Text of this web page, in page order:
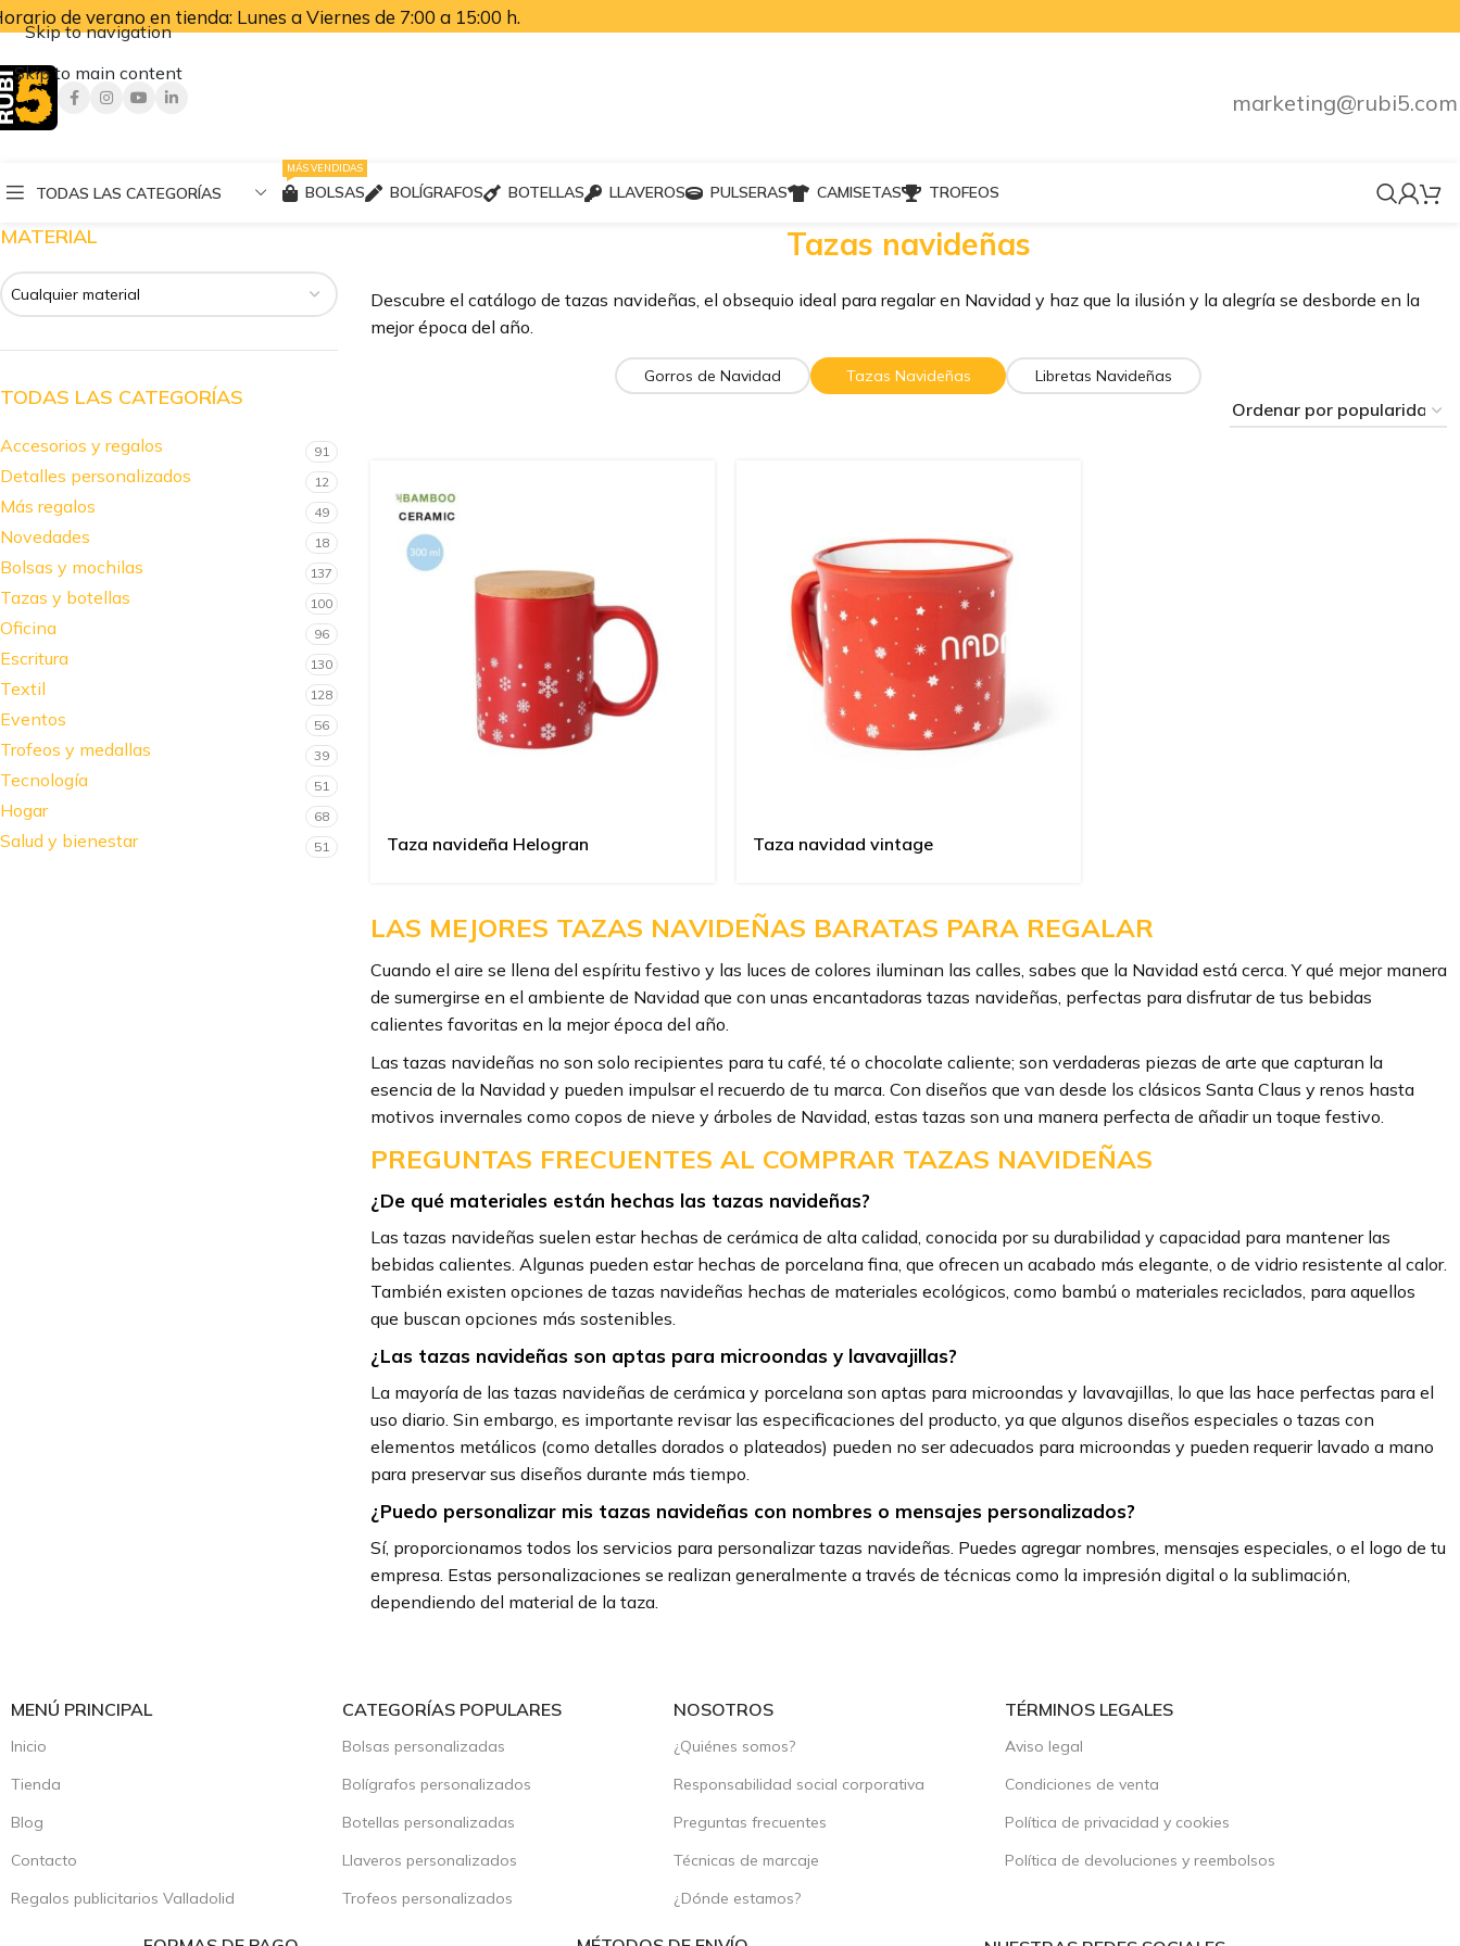
Skip to navigation
Skip to main content
de verano en tienda: Lunes a Viernes de 7:00 a 15:00 h.
marketing@rubi5.com
TODAS LAS CATEGORÍAS BOLSAS
MÁS VENDIDAS
BOLÍGRAFOS BOTELLAS LLAVEROS PULSERAS CAMISETAS TROFEOS
MATERIAL
Cualquier material
TODAS LAS CATEGORÍAS
Accesorios y regalos 91
Detalles personalizados 12
Más regalos 49
Novedades 18
Bolsas y mochilas 137
Tazas y botellas 100
Oficina 96
Escritura 130
Textil 128
Eventos 56
Trofeos y medallas 39
Tecnología 51
Hogar 68
Salud y bienestar 51
Tazas navideñas
Descubre el catálogo de tazas navideñas, el obsequio ideal para regalar en Navidad y haz que la ilusión y la alegría se desborde en la
mejor época del año.
Gorros de Navidad Tazas Navideñas Libretas Navideñas
Taza navideña Helogran Taza navidad vintage
LAS MEJORES TAZAS NAVIDEÑAS BARATAS PARA REGALAR
Cuando el aire se llena del espíritu festivo y las luces de colores iluminan las calles, sabes que la Navidad está cerca. Y qué mejor manera
de sumergirse en el ambiente de Navidad que con unas encantadoras tazas navideñas, perfectas para disfrutar de tus bebidas
calientes favoritas en la mejor época del año.
Las tazas navideñas no son solo recipientes para tu café, té o chocolate caliente; son verdaderas piezas de arte que capturan la
esencia de la Navidad y pueden impulsar el recuerdo de tu marca. Con diseños que van desde los clásicos Santa Claus y renos hasta
motivos invernales como copos de nieve y árboles de Navidad, estas tazas son una manera perfecta de añadir un toque festivo.
PREGUNTAS FRECUENTES AL COMPRAR TAZAS NAVIDEÑAS
¿De qué materiales están hechas las tazas navideñas?
Las tazas navideñas suelen estar hechas de cerámica de alta calidad, conocida por su durabilidad y capacidad para mantener las
bebidas calientes. Algunas pueden estar hechas de porcelana fina, que ofrecen un acabado más elegante, o de vidrio resistente al calor.
También existen opciones de tazas navideñas hechas de materiales ecológicos, como bambú o materiales reciclados, para aquellos
que buscan opciones más sostenibles.
¿Las tazas navideñas son aptas para microondas y lavavajillas?
La mayoría de las tazas navideñas de cerámica y porcelana son aptas para microondas y lavavajillas, lo que las hace perfectas para el
uso diario. Sin embargo, es importante revisar las especificaciones del producto, ya que algunos diseños especiales o tazas con
elementos metálicos (como detalles dorados o plateados) pueden no ser adecuados para microondas y pueden requerir lavado a mano
para preservar sus diseños durante más tiempo.
¿Puedo personalizar mis tazas navideñas con nombres o mensajes personalizados?
Sí, proporcionamos todos los servicios para personalizar tazas navideñas. Puedes agregar nombres, mensajes especiales, o el logo de tu
empresa. Estas personalizaciones se realizan generalmente a través de técnicas como la impresión digital o la sublimación,
dependiendo del material de la taza.
MENÚ PRINCIPAL
Inicio
Tienda
Blog
Contacto
Regalos publicitarios Valladolid
CATEGORÍAS POPULARES
Bolsas personalizadas
Bolígrafos personalizados
Botellas personalizadas
Llaveros personalizados
Trofeos personalizados
NOSOTROS
¿Quiénes somos?
Responsabilidad social corporativa
Preguntas frecuentes
Técnicas de marcaje
¿Dónde estamos?
TÉRMINOS LEGALES
Aviso legal
Condiciones de venta
Política de privacidad y cookies
Política de devoluciones y reembolsos